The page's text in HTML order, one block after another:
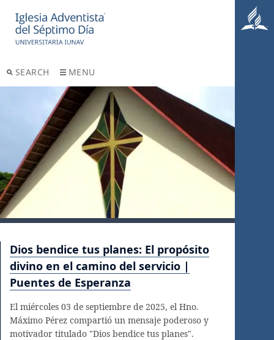
SEARCH MENU
Dios bendice tus planes: El propósito
divino en el camino del servicio |
Puentes de Esperanza
El miércoles 03 de septiembre de 2025, el Hno.
Máximo Pérez compartió un mensaje poderoso y
motivador titulado "Dios bendice tus planes".